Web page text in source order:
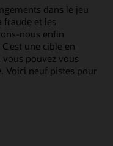
dans le jeu
fraude et les
nous enfin
une cible en
pouvez vous
Voici neuf pistes pour